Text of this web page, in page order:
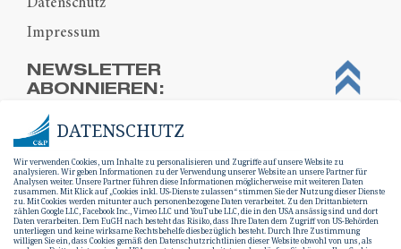
Impressum
NEWSLETTER
ABONNIEREN:
DATENSCHUTZ
Wir verwenden Cookies, um Inhalte zu personalisieren und Zugriffe auf unsere Website zu
analysieren. Wir geben Informationen zu der Verwendung unserer Website an unsere Partner für
Analysen weiter. Unsere Partner führen diese Informationen möglicherweise mit weiteren Daten
zusammen. Mit Klick auf „Cookies inkl. US-Dienste zulassen“ stimmen Sie der Nutzung dieser Dienste
zu. Mit Cookies werden mitunter auch personenbezogene Daten verarbeitet. Zu den Drittanbietern
zählen Google LLC, Facebook Inc., Vimeo LLC und YouTube LLC, die in den USA ansässig sind und dort
Daten verarbeiten. Dem EuGH nach besteht das Risiko, dass Ihre Daten dem Zugriff von US-Behörden
unterliegen und keine wirksame Rechtsbehelfe diesbezüglich besteht. Durch Ihre Zustimmung
willigen Sie ein, dass Cookies gemäß den Datenschutzrichtlinien dieser Website obwohl von uns, als